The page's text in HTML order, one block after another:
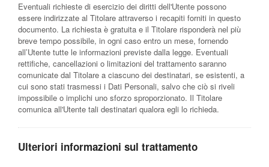
Eventuali richieste di esercizio dei diritti dell'Utente possono
essere indirizzate al Titolare attraverso i recapiti forniti in questo
documento. La richiesta è gratuita e il Titolare risponderà nel più
breve tempo possibile, in ogni caso entro un mese, fornendo
all’Utente tutte le informazioni previste dalla legge. Eventuali
rettifiche, cancellazioni o limitazioni del trattamento saranno
comunicate dal Titolare a ciascuno dei destinatari, se esistenti, a
cui sono stati trasmessi i Dati Personali, salvo che ciò si riveli
impossibile o implichi uno sforzo sproporzionato. Il Titolare
comunica all'Utente tali destinatari qualora egli lo richieda.
Ulteriori informazioni sul trattamento